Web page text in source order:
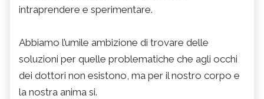
intraprendere e sperimentare.
Abbiamo l’umile ambizione di trovare delle
soluzioni per quelle problematiche che agli occhi
dei dottori non esistono, ma per il nostro corpo e
la nostra anima si.